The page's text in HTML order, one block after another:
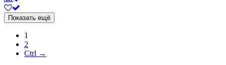
Показать ещё
1
2
Ctrl →